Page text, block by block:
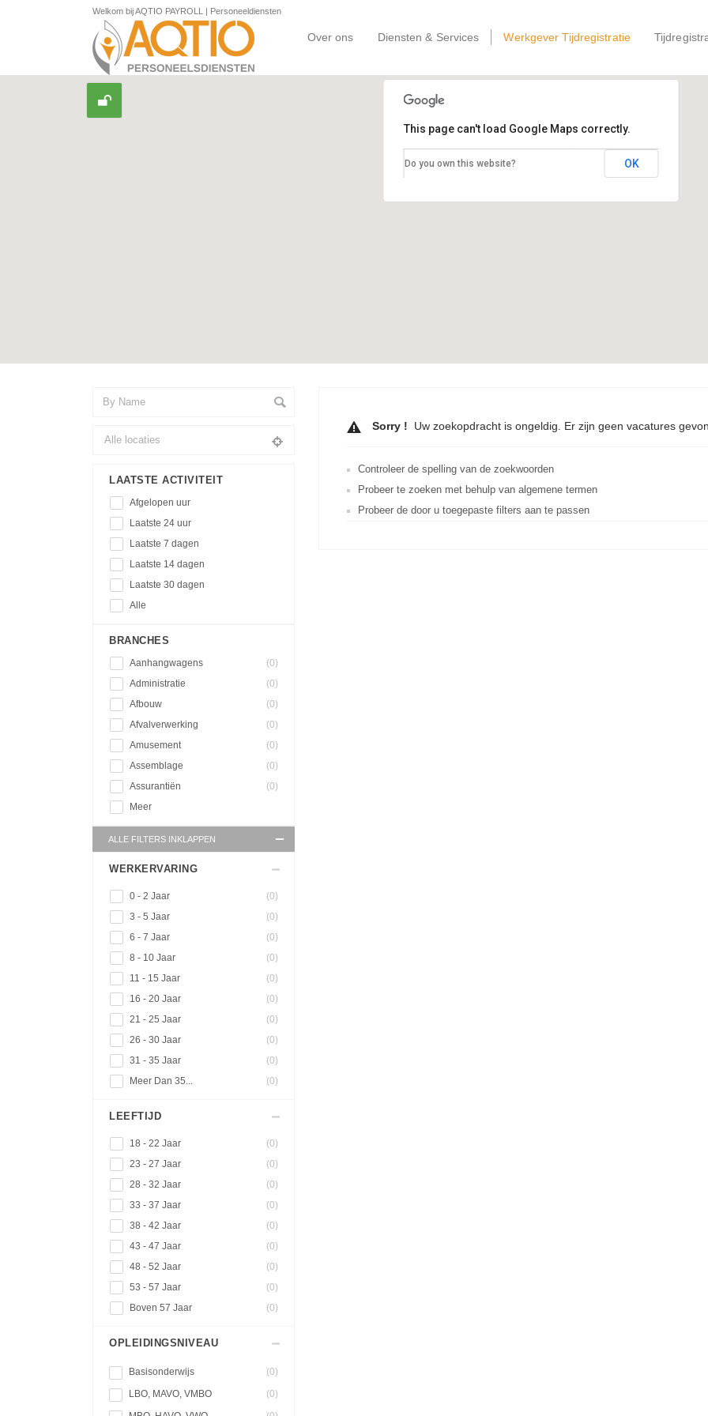
Welkom bij AQTIO PAYROLL | Personeeldiensten
Over ons Diensten & Services Werkgever Tijdregistratie
This page can't load Google Maps correctly.
Do you own this website? OK
LAATSTE ACTIVITEIT
Afgelopen uur
Laatste 24 uur
Laatste 7 dagen
Laatste 14 dagen
Laatste 30 dagen
Alle
BRANCHES
Aanhangwagens
(0)
Administratie
(0)
Afbouw
(0)
Afvalverwerking
(0)
Amusement
(0)
Assemblage
(0)
Assurantiën
(0)
Meer
ALLE FILTERS INKLAPPEN
WERKERVARING
0 - 2 Jaar
(0)
3 - 5 Jaar
(0)
6 - 7 Jaar
(0)
8 - 10 Jaar
(0)
11 - 15 Jaar
(0)
16 - 20 Jaar
(0)
21 - 25 Jaar
(0)
26 - 30 Jaar
(0)
31 - 35 Jaar
(0)
Meer Dan 35...
(0)
LEEFTIJD
18 - 22 Jaar
(0)
23 - 27 Jaar
(0)
28 - 32 Jaar
(0)
33 - 37 Jaar
(0)
38 - 42 Jaar
(0)
43 - 47 Jaar
(0)
48 - 52 Jaar
(0)
53 - 57 Jaar
(0)
Boven 57 Jaar
(0)
OPLEIDINGSNIVEAU
Basisonderwijs
(0)
LBO, MAVO, VMBO
(0)
Sorry ! Uw zoekopdracht is ongeldig. Er zijn geen vacatures
Controleer de spelling van de zoekwoorden
Probeer te zoeken met behulp van algemene termen
Probeer de door u toegepaste filters aan te passen